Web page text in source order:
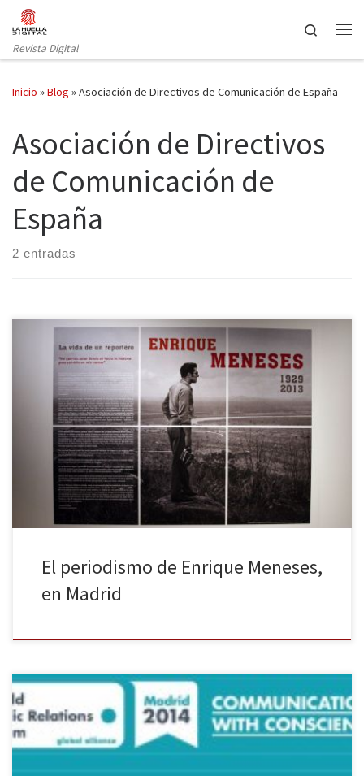
Saltar al contenido
Revista Digital
Search
Inicio »Blog »Asociación de Directivos de Comunicación de España
Asociación de Directivos
de Comunicación de
España
2 entradas
Hasta el próximo 26 de julio se puede disfrutar en el edificio del
Canal de Isabel II de la exposición fotográfica del trabajo de
Enrique Meneses, fotoperiodista fallecido en 2013.
[youtube=https://youtu.be/9894q-hR89g] Enrique Meneses. La
vida de un reportero es el título de la muestra que enseña toda la
trayectoria profesional del […]
El periodismo de Enrique Meneses,
en Madrid
El próximo mes de septiembre Madrid acogerá la octava edición